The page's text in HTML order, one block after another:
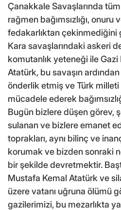
Çanakkale Savaşlarında tüm
rağmen bağımsızlığı,
fedakarlıktan çekinmediğini
Kara savaşlarındaki askeri
komutanlık yeteneği ile
Atatürk, bu savaşın
önderlik etmiş ve Türk milleti
mücadele ederek
Bugün bizlere düşen görev,
sulanan ve bizlere emanet
toprakları, aynı bilinç ve
korumak ve bizden sonraki
bir şekilde devretmektir.
Mustafa Kemal Atatürk ve
üzere vatanı uğruna ölümü
gazilerimizi, bu mezarlıkta